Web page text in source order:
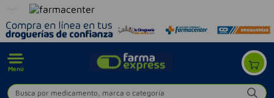
Menú
Busca por medicamento, marca o categoría